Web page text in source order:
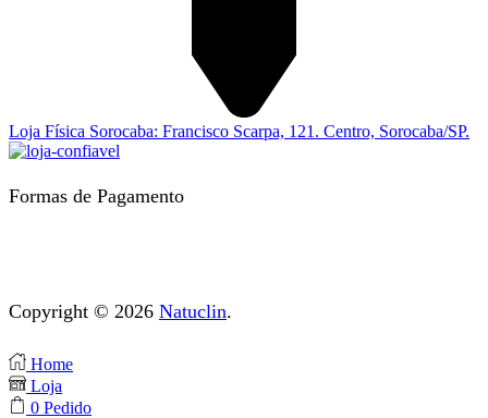
Loja Física Sorocaba: Francisco Scarpa, 121. Centro, Sorocaba/SP.
Formas de Pagamento
Copyright © 2026 Natuclin.
Home
Loja
0 Pedido